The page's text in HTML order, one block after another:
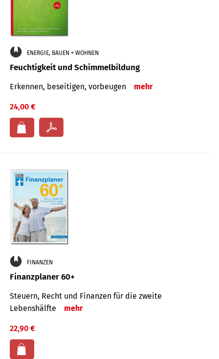
ENERGIE, BAUEN + WOHNEN
Feuchtigkeit und Schimmelbildung
Erkennen, beseitigen, vorbeugen mehr
24,00 €
FINANZEN
Finanzplaner 60+
Steuern, Recht und Finanzen für die zweite
Lebenshälfte
mehr
22,90 €